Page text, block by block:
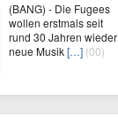
(BANG) - Die Fugees
wollen erstmals seit
rund 30 Jahren wieder
neue Musik[…] (00)